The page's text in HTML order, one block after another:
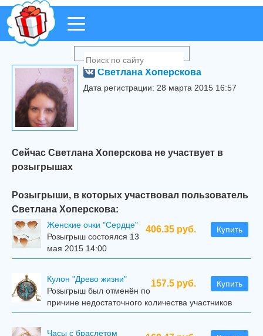
Светлана Хоперскова
Дата регистрации: 28 марта 2015 16:57
Сейчас Светлана Хоперскова не участвует в
розыгрышах
Розыгрыши, в которых участвовал пользователь
Светлана Хоперскова:
406.35 руб. Купить
Женские очки "Сердце"
Розыгрыш состоялся 13
мая 2015 14:00
157.5 руб. Купить
Кулон "Древо жизни"
Розыгрыш был отменён по
причине недостаточного количества участников
Часы с браслетом